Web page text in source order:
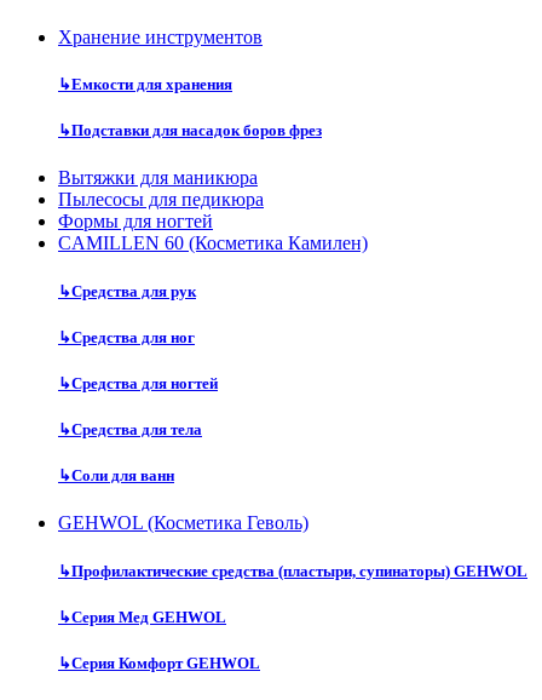
Хранение инструментов
↳Емкости для хранения
↳Подставки для насадок боров фрез
Вытяжки для маникюра
Пылесосы для педикюра
Формы для ногтей
CAMILLEN 60 (Косметика Камилен)
↳Средства для рук
↳Средства для ног
↳Средства для ногтей
↳Средства для тела
↳Соли для ванн
GEHWOL (Косметика Геволь)
↳Профилактические средства (пластыри, супинаторы) GEHWOL
↳Серия Мед GEHWOL
↳Серия Комфорт GEHWOL